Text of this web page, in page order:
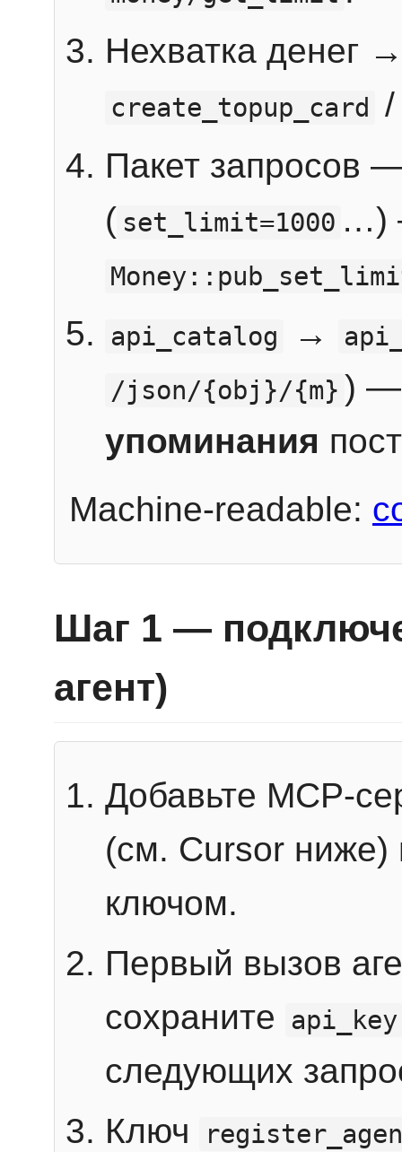
Нехватка денег
create_topup_card
Пакет запросов
( set_limit=1000 …)
api_catalog
→
/json/{obj}/{m} ) —
упоминания
Machine-readable:
Шаг 1 —
агент)
Добавьте MCP-
(см. Cursor ниже)
ключом.
Первый вызов
сохраните
api_key
следующих
Ключ